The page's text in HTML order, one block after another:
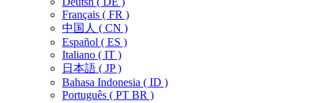
Français ( FR )
中国人 ( CN )
Español ( ES )
Italiano ( IT )
日本語 ( JP )
Bahasa Indonesia ( ID )
Português ( PT BR )